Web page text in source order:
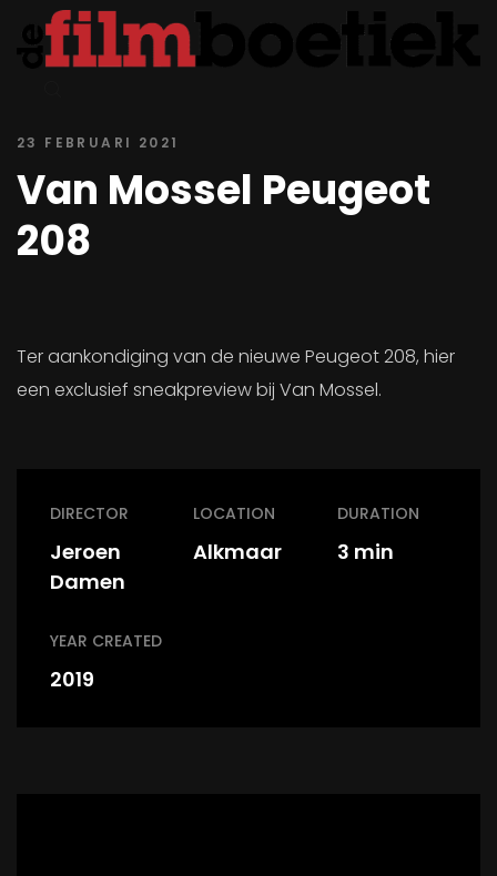
23 FEBRUARI 2021
Van Mossel Peugeot
208
Ter aankondiging van de nieuwe Peugeot 208, hier
een exclusief sneakpreview bij Van Mossel.
DIRECTOR
Jeroen
Damen
LOCATION
Alkmaar
DURATION
3 min
YEAR CREATED
2019